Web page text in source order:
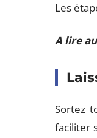
Les
A lire
Sortez
faciliter